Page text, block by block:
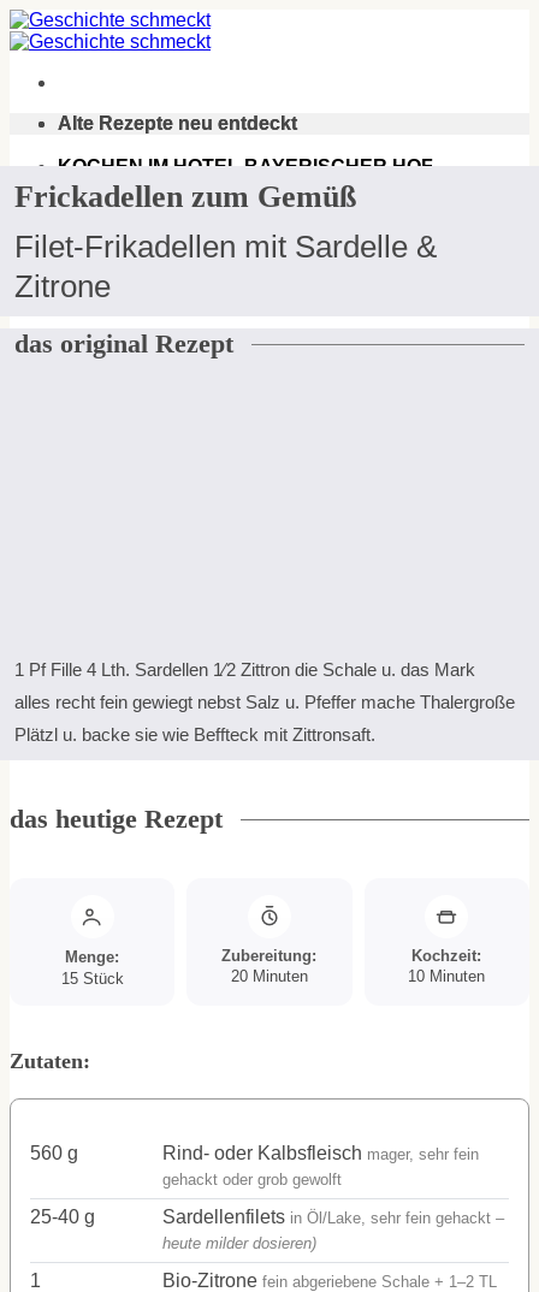
Zum
Inhalt
Alte Rezepte neu entdeckt
KOCHEN IM HOTEL BAYERISCHER HOF.
DAS FREISINGER KOCHBUCH VON 1867.
Alte Rezepte neu entdeckt
Frickadellen zum Gemüß
Filet-Frikadellen mit Sardelle &
Zitrone
das original Rezept
1 Pf Fille 4 Lth. Sardellen 1⁄2 Zittron die Schale u. das Mark
alles recht fein gewiegt nebst Salz u. Pfeffer mache Thalergroße
Plätzl u. backe sie wie Beffteck mit Zittronsaft.
das heutige Rezept
Menge:
15 Stück
Zubereitung:
20Minuten
Minuten
Kochzeit:
10Minuten
Minuten
Zutaten:
560 g Rind- oder Kalbsfleisch mager, sehr fein
gehackt oder grob gewolft
25-40 g Sardellenfilets in Öl/Lake, sehr fein gehackt –
heute milder dosieren)
1 Bio-Zitrone fein abgeriebene Schale + 1–2 TL